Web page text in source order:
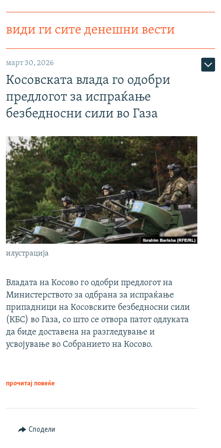
види ги сите денешни вести
март 30, 2026
Косовската влада го одобри
предлогот за испраќање
безбедносни сили во Газа
илустрација
Владата на Косово го одобри предлогот на
Министерството за одбрана за испраќање
припадници на Косовските безбедносни сили
(КБС) во Газа, со што се отвора патот одлуката
да биде доставена на разгледување и
усвојување во Собранието на Косово.
прочитај повеќе
Сподели